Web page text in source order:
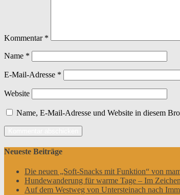
Kommentar *
Name *
E-Mail-Adresse *
Website
Name, E-Mail-Adresse und Website in diesem
Neueste Beiträge
Die neuen „Soft-Snacks mit Funktion“ von
Hundewanderung für warme Tage – Im
Auf dem Westweg von Untersteinach nach